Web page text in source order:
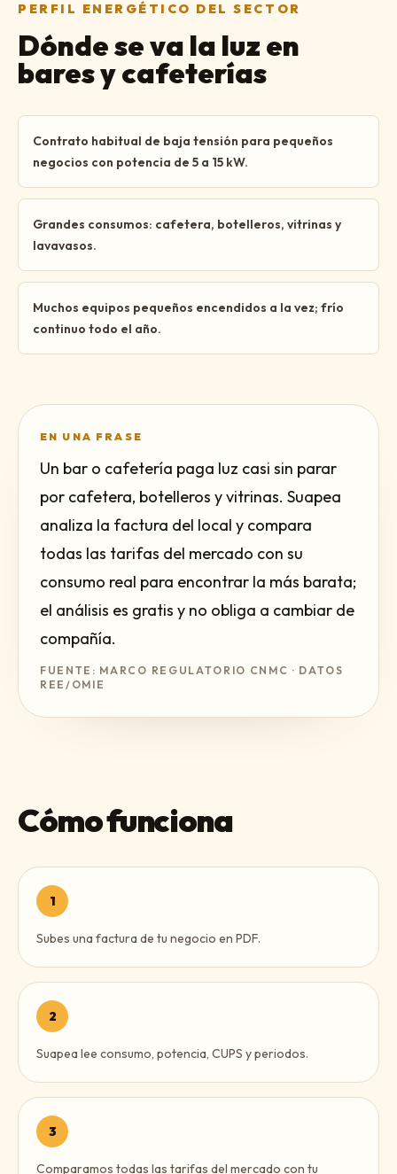
PERFIL ENERGÉTICO DEL SECTOR
Dónde se va la luz en
bares y cafeterías
Contrato habitual de baja tensión para pequeños
negocios con potencia de 5 a 15 kW.
Grandes consumos: cafetera, botelleros, vitrinas y
lavavasos.
Muchos equipos pequeños encendidos a la vez; frío
continuo todo el año.
EN UNA FRASE
Un bar o cafetería paga luz casi sin parar
por cafetera, botelleros y vitrinas. Suapea
analiza la factura del local y compara
todas las tarifas del mercado con su
consumo real para encontrar la más barata;
el análisis es gratis y no obliga a cambiar de
compañía.
FUENTE: MARCO REGULATORIO CNMC · DATOS
REE/OMIE
Cómo funciona
1
Subes una factura de tu negocio en PDF.
2
Suapea lee consumo, potencia, CUPS y periodos.
3
Comparamos todas las tarifas del mercado con tu